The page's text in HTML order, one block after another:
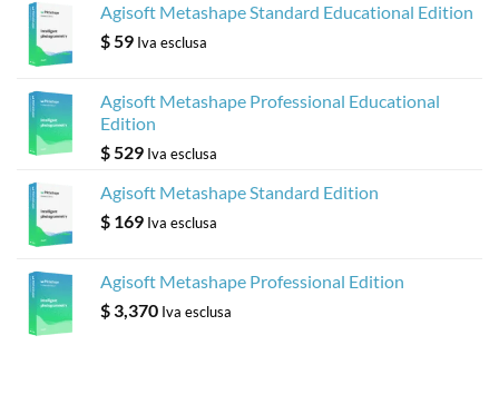
Agisoft Metashape Standard Educational Edition
$59 Iva esclusa
Agisoft Metashape Professional Educational
Edition
$529 Iva esclusa
Agisoft Metashape Standard Edition
$ 169 Iva esclusa
Agisoft Metashape Professional Edition
$ 3,370 Iva esclusa